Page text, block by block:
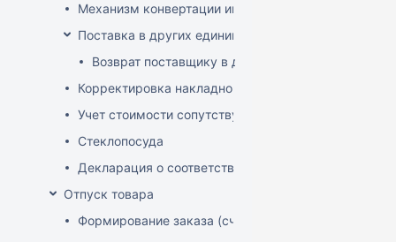
Механизм конвертации инвойсов из иностранной
Поставка в других единицах
Возврат поставщику в других единицах
Корректировка накладной (РФ)
Учет стоимости сопутствующих услуг в приходе
Стеклопосуда
Декларация о соответствии
Отпуск товара
Формирование заказа (счета-фактуры)